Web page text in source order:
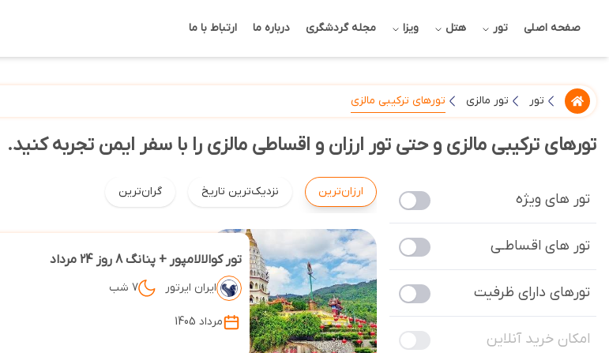
صفحه اصلی تور هتل ویزا مجله گردشگری درباره ما ارتباط با ما
تور تور مالزی تورهای ترکیبی مالزی
تورهای ترکیبی مالزی و حتی تور ارزان و اقساطی مالزی را با سفر ایمن تجربه کنید.
تور های ویژه
تور های اقساطـی
تورهای دارای ظرفیت
امکان خرید آنلاین
ارزان‌ترین نزدیک‌ترین تاریخ گران‌ترین
تور کوالالامپور + پنانگ 8 روز 24 مرداد
ایران ایرتور 7 شب
مرداد 1405